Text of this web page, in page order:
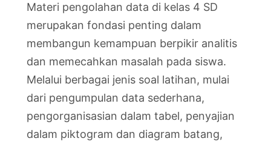
Materi pengolahan data di kelas 4 SD
merupakan fondasi penting dalam
membangun kemampuan berpikir analitis
dan memecahkan masalah pada siswa.
Melalui berbagai jenis soal latihan, mulai
dari pengumpulan data sederhana,
pengorganisasian dalam tabel, penyajian
dalam piktogram dan diagram batang,